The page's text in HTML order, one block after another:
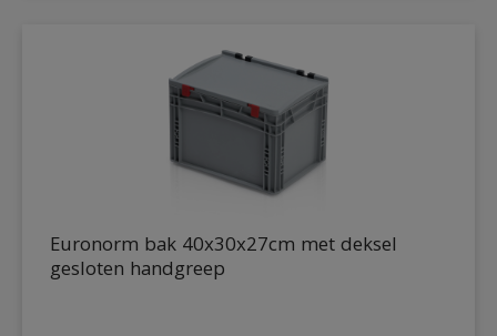
Euronorm bak 40x30x27cm met deksel
gesloten handgreep